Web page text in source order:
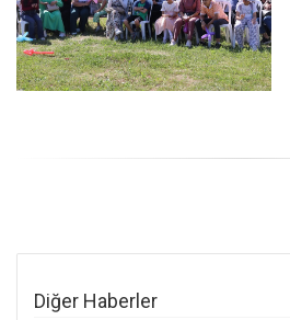
Diğer Haberler